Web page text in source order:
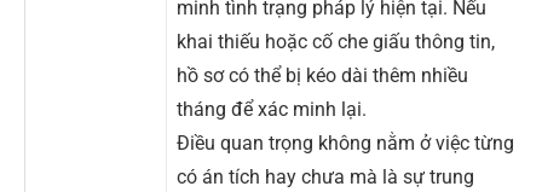
minh tình trạng pháp lý hiện tại. Nếu
khai thiếu hoặc cố che giấu thông tin,
hồ sơ có thể bị kéo dài thêm nhiều
tháng để xác minh lại.
Điều quan trọng không nằm ở việc từng
có án tích hay chưa mà là sự trung